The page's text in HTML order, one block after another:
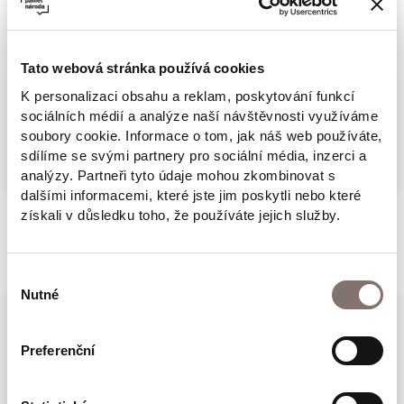
Tato webová stránka používá cookies
K personalizaci obsahu a reklam, poskytování funkcí
sociálních médií a analýze naší návštěvnosti využíváme
soubory cookie. Informace o tom, jak náš web používáte,
sdílíme se svými partnery pro sociální média, inzerci a
analýzy. Partneři tyto údaje mohou zkombinovat s
dalšími informacemi, které jste jim poskytli nebo které
získali v důsledku toho, že používáte jejich služby.
souhlasu
Nutné
Preferenční
vydání. Je historickou, zčásti memoárovou
fotografií a materiálů.
Raichlovi nejbližší přátelé, váleční veteráni i
političtí vězni na něj vzpomínají jako na muže
naplněného odvahou. Plukovník Pravomil
Raichl, válečný veterán, politický vězeň,
exulant, nositel Řádu Bílého lva se narodil 31.
historie čs. armády, mezi výjimečné jedince II.
generací. Byl vězněm Gulagu, samopalníkem
po jeho porážce po zbytek života proti
Více
Související produkty